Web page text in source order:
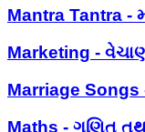
Mantra Tantra -
Marketing -
Marriage Songs
Maths - ગણિત